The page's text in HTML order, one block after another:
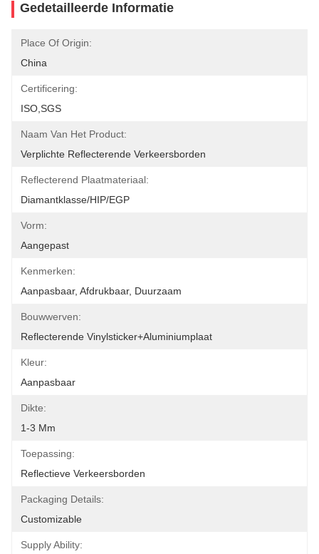
Gedetailleerde Informatie
Place Of Origin:
China
Certificering:
ISO,SGS
Naam Van Het Product:
Verplichte Reflecterende Verkeersborden
Reflecterend Plaatmateriaal:
Diamantklasse/HIP/EGP
Vorm:
Aangepast
Kenmerken:
Aanpasbaar, Afdrukbaar, Duurzaam
Bouwwerven:
Reflecterende Vinylsticker+aluminiumplaat
Kleur:
Aanpasbaar
Dikte:
1-3 Mm
Toepassing:
Reflectieve Verkeersborden
Packaging Details:
Customizable
Supply Ability: